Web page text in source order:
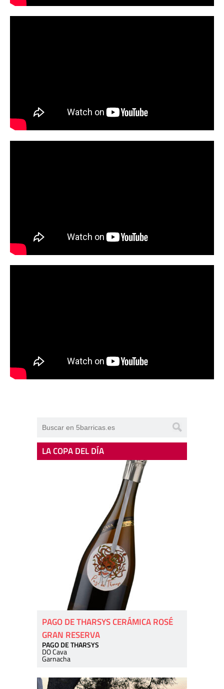
LA COPA DEL DÍA
PAGO DE THARSYS CERÁMICA ROSÉ
GRAN RESERVA
PAGO DE THARSYS
DO Cava
Garnacha